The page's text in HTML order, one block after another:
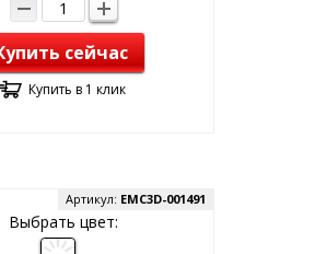
сейчас
Купить в 1 клик
Артикул: EMC3D-001491
Выбрать цвет: